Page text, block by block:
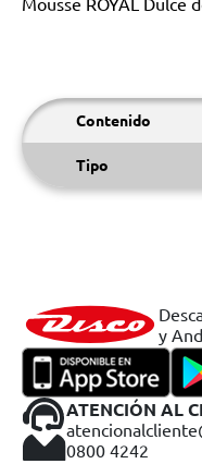
Contenido
Tipo
y
ATENCIÓN AL
0800 4242